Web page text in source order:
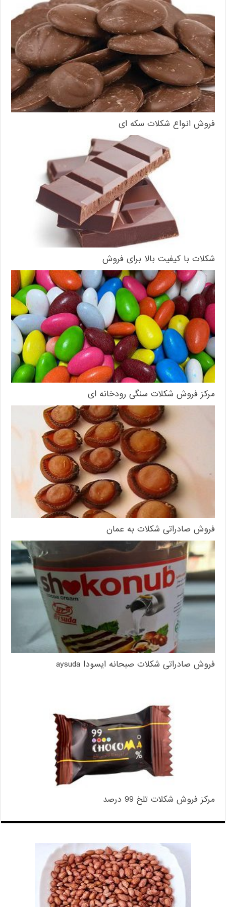
فروش انواع شکلات سکه ای
شکلات با کیفیت بالا برای فروش
مرکز فروش شکلات سنگی رودخانه ای
فروش صادراتی شکلات به عمان
فروش صادراتی شکلات صبحانه ایسودا aysuda
مرکز فروش شکلات تلخ 99 درصد